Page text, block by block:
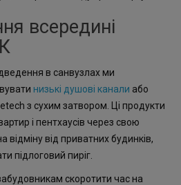
всередині
в санвузлах ми
низькі душові канали або
з сухим затвором. Ці продукти
і пентхаусів через свою
відміну від приватних будинків,
підлоговий пиріг.
скоротити час на